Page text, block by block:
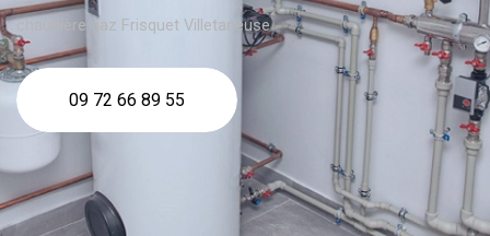
chaudière gaz Frisquet Villetaneuse
09 72 66 89 55